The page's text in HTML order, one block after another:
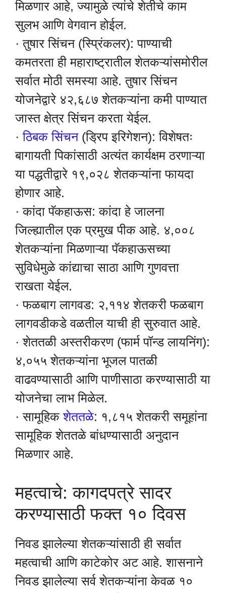
मिळणार आहे, ज्यामुळे त्यांचे शेतीचे काम
सुलभ आणि वेगवान होईल.
· तुषार सिंचन (स्प्रिंकलर): पाण्याची
कमतरता ही महाराष्ट्रातील शेतकऱ्यांसमोरील
सर्वात मोठी समस्या आहे. तुषार सिंचन
योजनेद्वारे ४२,६८७ शेतकऱ्यांना कमी पाण्यात
जास्त क्षेत्र सिंचन करता येईल.
·ठिबक सिंचन(ड्रिप इरिगेशन): विशेषतः
बागायती पिकांसाठी अत्यंत कार्यक्षम ठरणाऱ्या
या पद्धतीद्वारे १९,०२८ शेतकऱ्यांना फायदा
होणार आहे.
· कांदा पॅकहाऊस: कांदा हे जालना
जिल्ह्यातील एक प्रमुख पीक आहे. ४,००८
शेतकऱ्यांना मिळणाऱ्या पॅकहाऊसच्या
सुविधेमुळे कांद्याचा साठा आणि गुणवत्ता
राखता येईल.
· फळबाग लागवड: २,११४ शेतकरी फळबाग
लागवडीकडे वळतील याची ही सुरुवात आहे.
· शेततळी अस्तरीकरण (फार्म पॉन्ड लायनिंग):
४,०५५ शेतकऱ्यांना भूजल पातळी
वाढवण्यासाठी आणि पाणीसाठा करण्यासाठी या
योजनेचा लाभ मिळेल.
· सामूहिकशेततळे: १,८१५ शेतकरी समूहांना
सामूहिक शेततळे बांधण्यासाठी अनुदान
मिळणार आहे.
महत्वाचे: कागदपत्रे सादर
करण्यासाठी फक्त १० दिवस
निवड झालेल्या शेतकऱ्यांसाठी ही सर्वात
महत्वाची आणि काटेकोर अट आहे. शासनाने
निवड झालेल्या सर्व शेतकऱ्यांना केवळ १०